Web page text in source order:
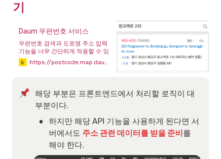
기
Daum 우편번호 서비스
우편번호 검색과 도로명 주소 입력
기능을 너무 간단하게 적용할 수 있
는 방법. Daum 우편번호 서비스를
이용해보세요. 어느 사이트에서나
https://postcode.map.daum.net/guide
해당 부분은 프론트엔드에서 처리할 로직이 대
부분이다.
•
하지만 해당 API 기능을 사용하게 된다면 서
버에서도 주소 관련 데이터를 받을 준비를
해야 한다.